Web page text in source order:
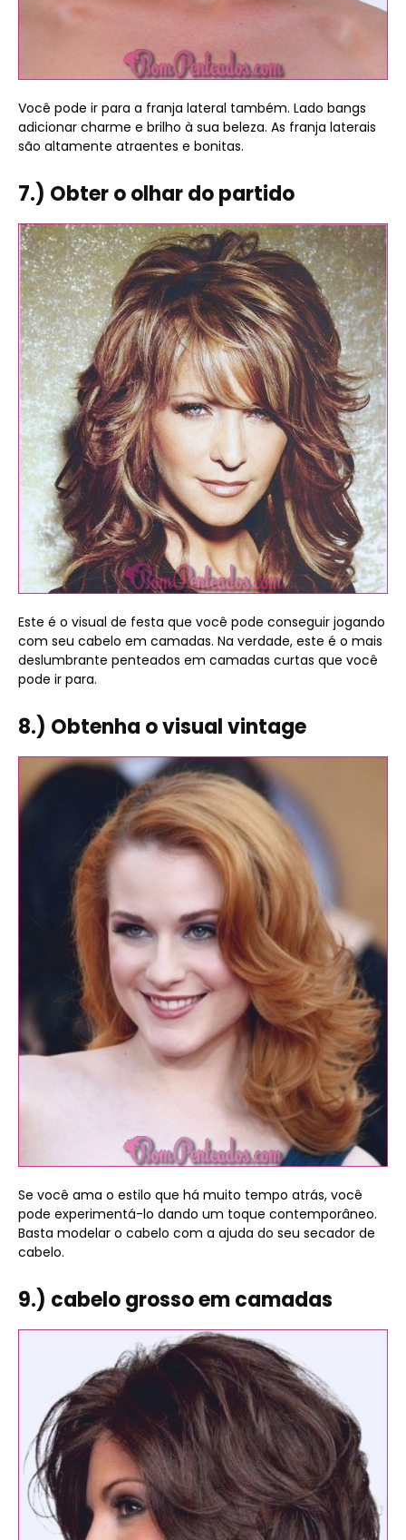
Você pode ir para a franja lateral também. Lado bangs
adicionar charme e brilho à sua beleza. As franja laterais
são altamente atraentes e bonitas.
7.) Obter o olhar do partido
Este é o visual de festa que você pode conseguir jogando
com seu cabelo em camadas. Na verdade, este é o mais
deslumbrante penteados em camadas curtas que você
pode ir para.
8.) Obtenha o visual vintage
Se você ama o estilo que há muito tempo atrás, você
pode experimentá-lo dando um toque contemporâneo.
Basta modelar o cabelo com a ajuda do seu secador de
cabelo.
9.) cabelo grosso em camadas